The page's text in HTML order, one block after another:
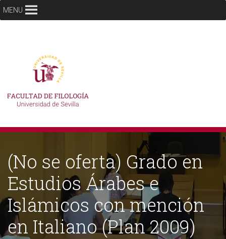
MENU
(No se oferta) Grado en
Estudios Árabes e
Islámicos con mención
en Italiano (Plan 2009)